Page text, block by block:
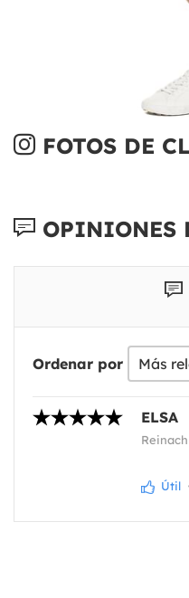
FOTOS DE
OPINIONES
Ordenar por
ELSA
Útil